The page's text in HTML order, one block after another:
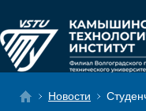
Новости